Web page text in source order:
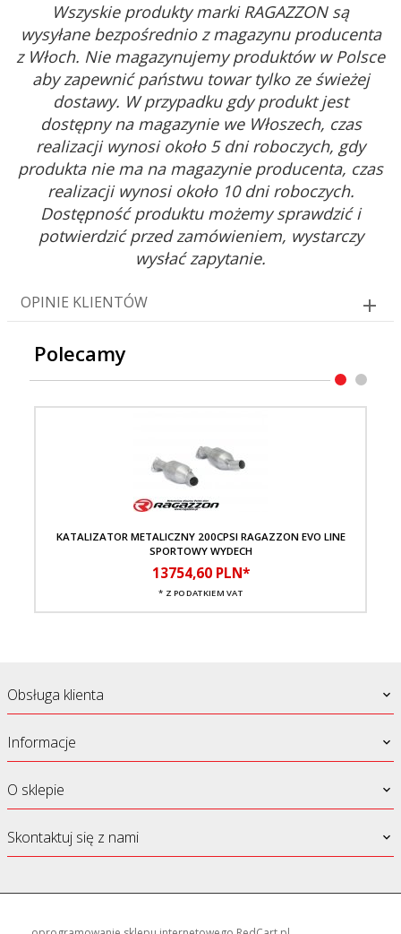
Wszyskie produkty marki RAGAZZON są
wysyłane bezpośrednio z magazynu producenta
z Włoch. Nie magazynujemy produktów w Polsce
aby zapewnić państwu towar tylko ze świeżej
dostawy. W przypadku gdy produkt jest
dostępny na magazynie we Włoszech, czas
realizacji wynosi około 5 dni roboczych, gdy
produkta nie ma na magazynie producenta, czas
realizacji wynosi około 10 dni roboczych.
Dostępność produktu możemy sprawdzić i
potwierdzić przed zamówieniem, wystarczy
wysłać zapytanie.
OPINIE KLIENTÓW
Polecamy
KATALIZATOR METALICZNY 200CPSI RAGAZZON EVO LINE
SPORTOWY WYDECH
13754,60 PLN*
* Z PODATKIEM VAT
Obsługa klienta
Informacje
O sklepie
Skontaktuj się z nami